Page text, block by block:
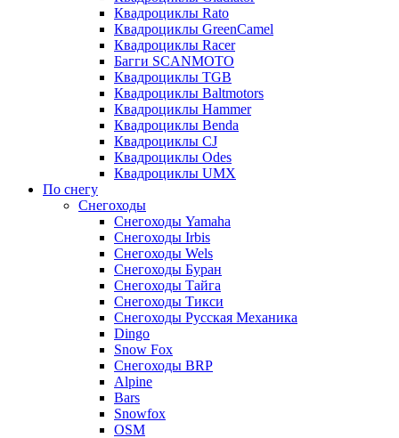
Квадроциклы Rato
Квадроциклы GreenCamel
Квадроциклы Racer
Багги SCANMOTO
Квадроциклы TGB
Квадроциклы Baltmotors
Квадроциклы Hammer
Квадроциклы Benda
Квадроциклы CJ
Квадроциклы Odes
Квадроциклы UMX
По снегу
Снегоходы
Снегоходы Yamaha
Снегоходы Irbis
Снегоходы Wels
Снегоходы Буран
Снегоходы Тайга
Снегоходы Тикси
Снегоходы Русская Механика
Dingo
Snow Fox
Снегоходы BRP
Alpine
Bars
Snowfox
OSM